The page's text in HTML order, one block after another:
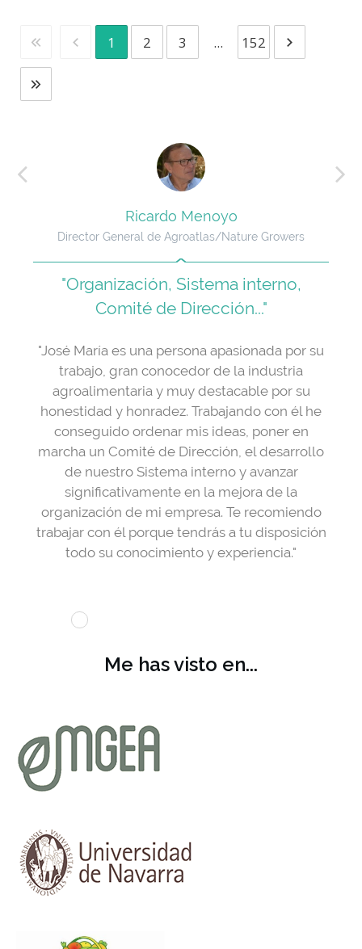
1 2 3 ... 152
Ricardo Menoyo
Director General de Agroatlas/Nature Growers
"Organización, Sistema interno,
Comité de Dirección..."
José María es una persona apasionada por su
trabajo, gran conocedor de la industria
agroalimentaria y muy destacable por su
honestidad y honradez. Trabajando con él he
conseguido ordenar mis ideas, poner en
marcha un Comité de Dirección, el desarrollo
de nuestro Sistema interno y avanzar
significativamente en la mejora de la
organización de mi empresa. Te recomiendo
trabajar con él porque tendrás a tu disposición
todo su conocimiento y experiencia.
Me has visto en...